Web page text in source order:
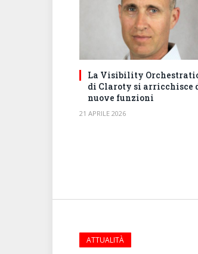
La Visibility
di Claroty si arricchisce
nuove funzioni
21 APRILE 2026
ATTUALITÀ